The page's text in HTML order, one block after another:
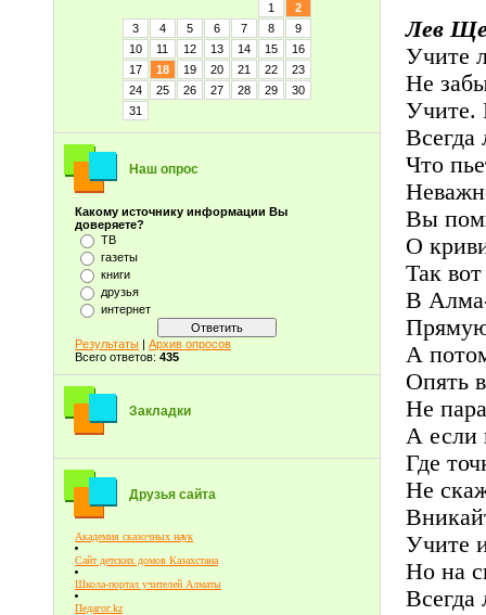
1
2
3
4 5 6 7 8
9
10
11 12 13 14 15
16
17
18 19 20 21 22
23
24
25 26 27 28 29
30
31
Наш опрос
Какому источнику информации Вы
доверяете?
ТВ
газеты
книги
друзья
интернет
Результаты | Архив опросов
Всего ответов: 435
Закладки
Друзья сайта
Академия сказочных наук
Сайт детских домов Казахстана
Школа-портал учителей Алматы
Педагог.kz
Лев
Учите
Не
Учите.
Всегда
Что
Вы
О
Так
В
А
Опять
Не
А если
Где
Не
Учите
Но на
Всегда